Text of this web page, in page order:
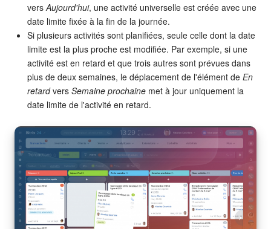
vers Aujourd'hui, une activité universelle est créée avec une
date limite fixée à la fin de la journée.
Si plusieurs activités sont planifiées, seule celle dont la date
limite est la plus proche est modifiée. Par exemple, si une
activité est en retard et que trois autres sont prévues dans
plus de deux semaines, le déplacement de l'élément de En
retardvers Semaine prochaine met à jour uniquement la
date limite de l'activité en retard.